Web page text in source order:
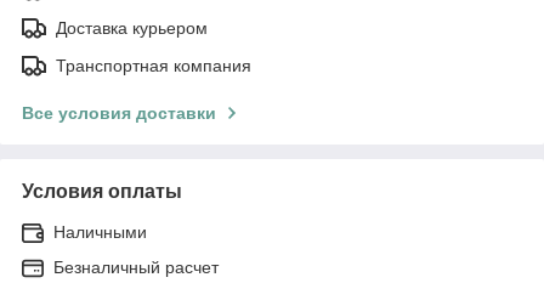
Доставка курьером
Транспортная компания
Все условия доставки
Условия оплаты
Наличными
Безналичный расчет